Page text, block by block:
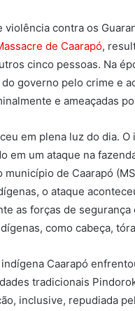
contra os
de Caarapó,
cinco pessoas. Na
governo pelo crime e
e ameaçadas
em plena luz do dia.
em um ataque na
de Caarapó
o ataque
as forças de
como cabeça,
Caarapó
tradicionais
inclusive, repudiada